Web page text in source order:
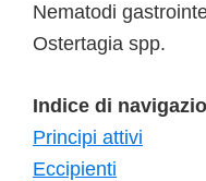
Nematodi
Ostertagia spp.
Indice di
Principi attivi
Eccipienti